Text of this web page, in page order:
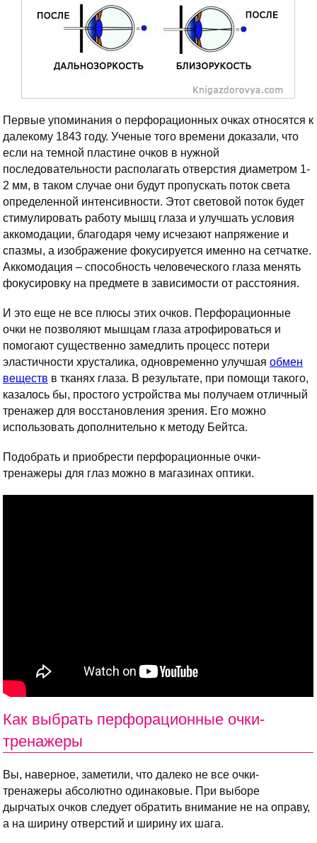
Первые упоминания о перфорационных очках относятся к
далекому 1843 году. Ученые того времени доказали, что
если на темной пластине очков в нужной
последовательности располагать отверстия диаметром 1-
2 мм, в таком случае они будут пропускать поток света
определенной интенсивности. Этот световой поток будет
стимулировать работу мышц глаза и улучшать условия
аккомодации, благодаря чему исчезают напряжение и
спазмы, а изображение фокусируется именно на сетчатке.
Аккомодация – способность человеческого глаза менять
фокусировку на предмете в зависимости от расстояния.
И это еще не все плюсы этих очков. Перфорационные
очки не позволяют мышцам глаза атрофироваться и
помогают существенно замедлить процесс потери
эластичности хрусталика, одновременно улучшая обмен
веществ в тканях глаза. В результате, при помощи такого,
казалось бы, простого устройства мы получаем отличный
тренажер для восстановления зрения. Его можно
использовать дополнительно к методу Бейтса.
Подобрать и приобрести перфорационные очки-
тренажеры для глаз можно в магазинах оптики.
Как выбрать перфорационные очки-
тренажеры
Вы, наверное, заметили, что далеко не все очки-
тренажеры абсолютно одинаковые. При выборе
дырчатых очков следует обратить внимание не на оправу,
а на ширину отверстий и ширину их шага.